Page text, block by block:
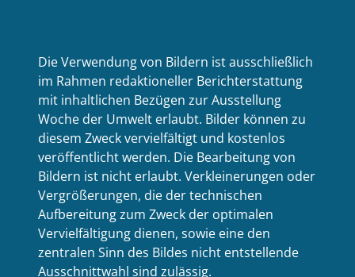
Die Verwendung von Bildern ist ausschließlich
im Rahmen redaktioneller Berichterstattung
mit inhaltlichen Bezügen zur Ausstellung
Woche der Umwelt erlaubt. Bilder können zu
diesem Zweck vervielfältigt und kostenlos
veröffentlicht werden. Die Bearbeitung von
Bildern ist nicht erlaubt. Verkleinerungen oder
Vergrößerungen, die der technischen
Aufbereitung zum Zweck der optimalen
Vervielfältigung dienen, sowie eine den
zentralen Sinn des Bildes nicht entstellende
Ausschnittwahl sind zulässig.